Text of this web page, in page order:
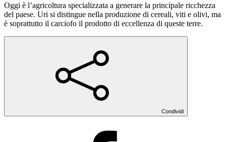
Oggi è l’agricoltura specializzata a generare la principale ricchezza
del paese. Uri si distingue nella produzione di cereali, viti e olivi, ma
è soprattutto il carciofo il prodotto di eccellenza di queste terre.
Condividi